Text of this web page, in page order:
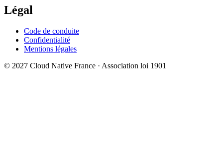
Légal
Code de conduite
Confidentialité
Mentions légales
© 2027 Cloud Native France · Association loi 1901